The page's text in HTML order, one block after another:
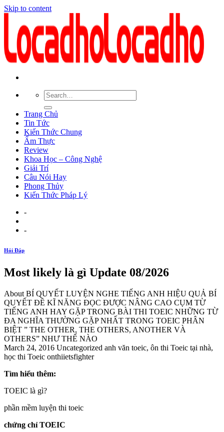
Skip to content
Trang Chủ
Tin Tức
Kiến Thức Chung
Ẩm Thực
Review
Khoa Học – Công Nghệ
Giải Trí
Câu Nói Hay
Phong Thủy
Kiến Thức Pháp Lý
-
-
Hỏi Đáp
Most likely là gì Update 08/2026
About BÍ QUYẾT LUYỆN NGHE TIẾNG ANH HIỆU QUẢ BÍ
QUYẾT ĐỀ KĨ NĂNG ĐỌC ĐƯỢC NÂNG CAO CỤM TỪ
TIẾNG ANH HAY GẶP TRONG BÀI THI TOEIC NHỮNG TỪ
ĐA NGHĨA THƯỜNG GẶP NHẤT TRONG TOEIC PHÂN
BIỆT ” THE OTHER, THE OTHERS, ANOTHER VÀ
OTHERS” NHƯ THẾ NÀO
March 24, 2016 Uncategorized anh văn toeic, ôn thi Toeic tại nhà,
học thi Toeic onthiietsfighter
Tìm hiểu thêm:
TOEIC là gì?
phần mềm luyện thi toeic
chứng chỉ TOEIC